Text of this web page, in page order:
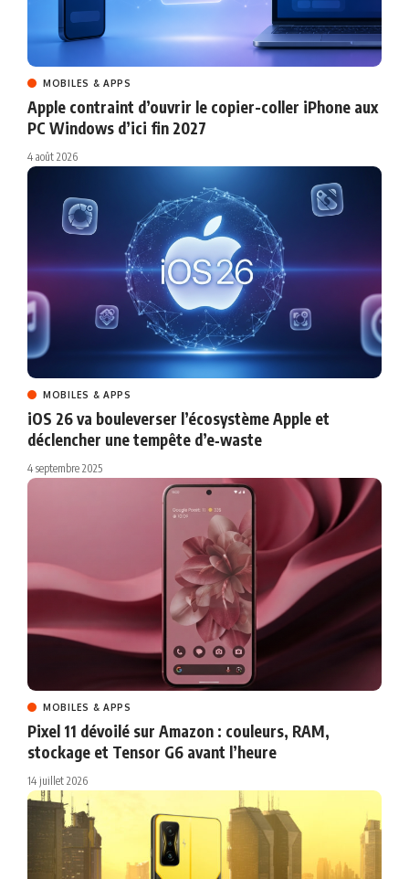
MOBILES & APPS
Apple contraint d’ouvrir le copier-coller iPhone aux
PC Windows d’ici fin 2027
4 août 2026
MOBILES & APPS
iOS 26 va bouleverser l’écosystème Apple et
déclencher une tempête d’e‑waste
4 septembre 2025
MOBILES & APPS
Pixel 11 dévoilé sur Amazon : couleurs, RAM,
stockage et Tensor G6 avant l’heure
14 juillet 2026